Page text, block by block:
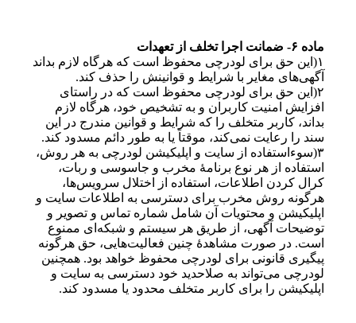
ماده ۶- ضمانت اجرا تخلف از تعهدات
۱(این حق برای لودرچی محفوظ است که هرگاه لازم بداند
آگهی‌های مغایر با شرایط و قوانینش را حذف کند.
۲(این حق برای لودرچی محفوظ است که در راستای
افزایش امنیت کاربران و به تشخیص خود، هرگاه لازم
بداند، کاربر متخلف را که شرایط و قوانین مندرج در این
سند را رعایت نمی‌کند، موقتاً یا به طور دائم مسدود کند.
۳(سوءاستفاده از سایت و اپلیکیشن لودرچی به هر روش،
استفاده از هر نوع برنامه‌ٔ مخرب و جاسوسی و ربات‌،
کرال کردن اطلاعات، استفاده از اختلال سرویس‌ها،
هرگونه روش مخرب برای دسترسی به اطلاعات سایت و
اپلیکیشن و محتویات آن شامل شماره تماس و تصویر و
توضیحات آگهی، از طریق هر سیستم و شبکه‌ای ممنوع
است. در صورت مشاهدهٔ چنین فعالیت‌هایی، حق هرگونه
پیگیری قانونی برای لودرچی محفوظ خواهد بود. همچنین
لودرچی می‌تواند به صلاحدید خود دسترسی به سایت و
اپلیکیشن را برای کاربر متخلف محدود یا مسدود کند.